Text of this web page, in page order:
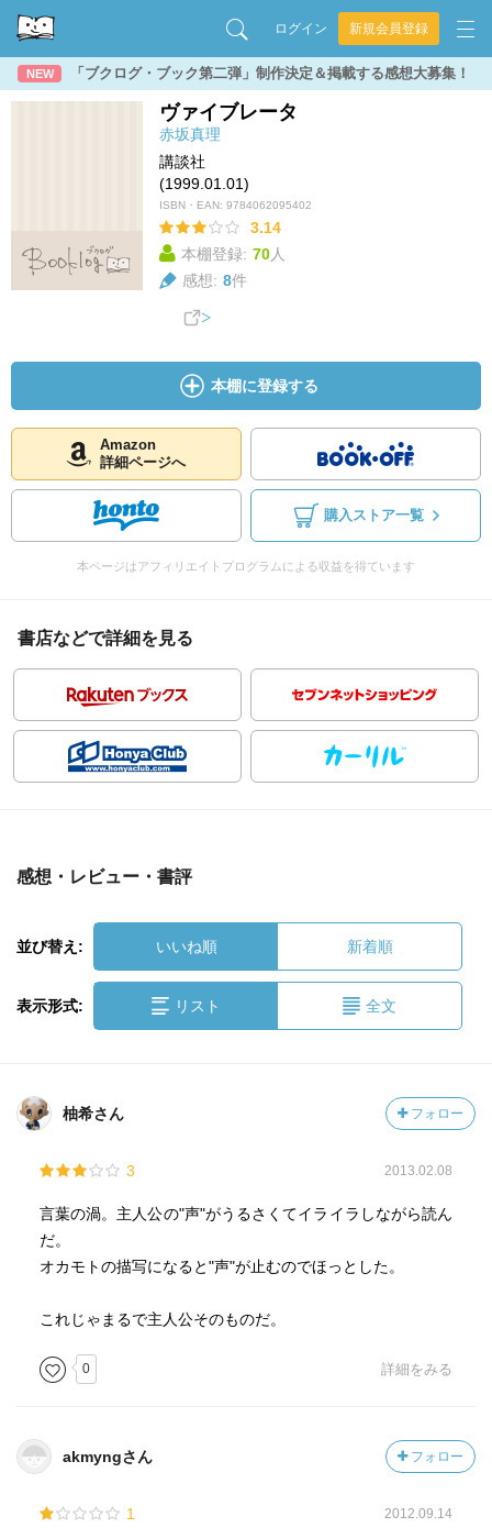
ログイン 新規会員登録
NEW 「ブクログ・ブック第二弾」制作決定＆掲載する感想大募集！
ヴァイブレータ
赤坂真理
講談社
(1999.01.01)
ISBN・EAN: 9784062095402
3.14
本棚登録: 70人
感想: 8件
本棚に登録する
Amazon
詳細ページへ
購入ストア一覧
本ページはアフィリエイトプログラムによる収益を得ています
書店などで詳細を見る
感想・レビュー・書評
並び替え: いいね順 新着順
表示形式: リスト 全文
柚希さん フォロー
3 2013.02.08
言葉の渦。主人公の"声"がうるさくてイライラしながら読ん
だ。
オカモトの描写になると"声"が止むのでほっとした。
これじゃまるで主人公そのものだ。
0 詳細をみる
akmyngさん フォロー
1 2012.09.14